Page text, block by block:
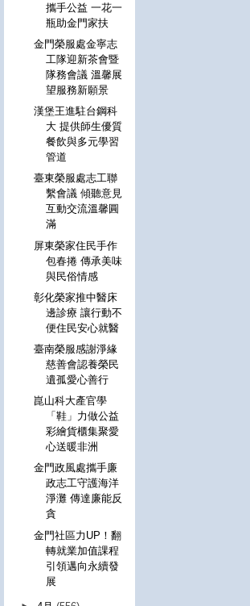
攜手公益 一花一
瓶助金門家扶
金門榮服處金寧志
工隊迎新茶會暨
隊務會議 溫馨展
望服務新願景
漢堡王進駐台鋼科
大 提供師生優質
餐飲與多元學習
管道
臺東榮服處志工聯
繫會議 傾聽意見
互動交流溫馨圓
滿
屏東榮家住民手作
包春捲 傳承美味
與民俗情感
彰化榮家推中醫床
邊診療 讓行動不
便住民安心就醫
臺南榮服感謝淨緣
慈善會認養榮民
遺孤愛心善行
崑山科大產官學
「鞋」力做公益
彩繪貨櫃集聚愛
心送暖非洲
金門政風處攜手廉
政志工守護海洋
淨灘 傳達廉能反
貪
金門社區力UP！翻
轉就業加值課程
引領邁向永續發
展